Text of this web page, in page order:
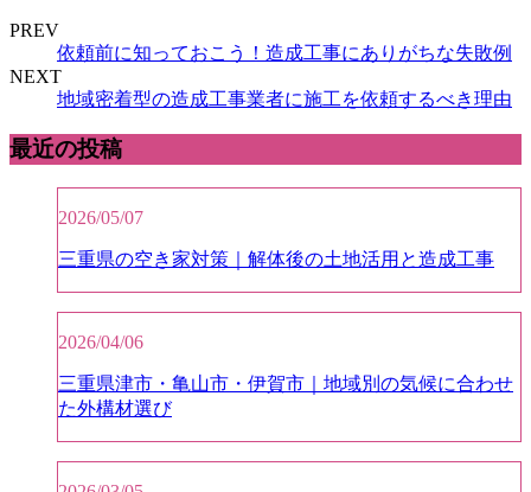
PREV
依頼前に知っておこう！造成工事にありがちな失敗例
NEXT
地域密着型の造成工事業者に施工を依頼するべき理由
最近の投稿
2026/05/07
三重県の空き家対策｜解体後の土地活用と造成工事
2026/04/06
三重県津市・亀山市・伊賀市｜地域別の気候に合わせ
た外構材選び